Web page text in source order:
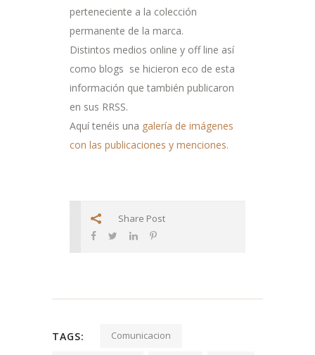
perteneciente a la colección
permanente de la marca.
Distintos medios online y off line así
como blogs se hicieron eco de esta
información que también publicaron
en sus RRSS.
Aquí tenéis una galería de imágenes
con las publicaciones y menciones.
Share Post
TAGS: Comunicacion